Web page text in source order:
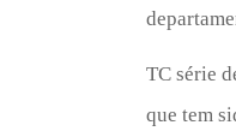
TC série
que tem